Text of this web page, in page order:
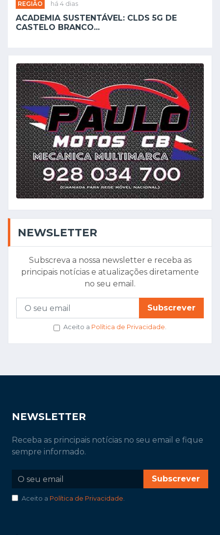
REGIÃO há 4 dias
ACADEMIA SUSTENTÁVEL: CLDS 5G DE
CASTELO BRANCO...
NEWSLETTER
Subscreva a nossa newsletter e receba as
principais notícias e atualizações diretamente
no seu email.
Subscrever
Aceito a Política de Privacidade.
NEWSLETTER
Receba as principais notícias no seu email e fique
sempre informado.
Subscrever
Aceito a Política de Privacidade.